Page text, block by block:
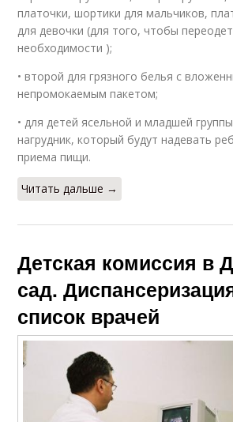
платочки, шортики для мальчиков,
для девочки (для того, чтобы
необходимости );
• второй для грязного белья с
непромокаемым пакетом;
• для детей ясельной и младшей
нагрудник, который будут надевать
приема пищи.
Читать дальше →
Детская комиссия в
сад.
список врачей